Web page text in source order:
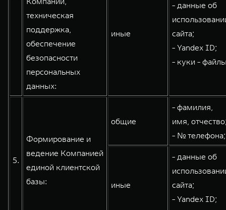
техническая
поддержка,
обеспечение
безопасности
персональных
данных:
иные
- данные об
сайта;
- Yandex ID;
- куки -
5.
Формирование и
ведение Компанией
единой клиентской
базы:
общие
- фамилия,
имя,
- № телефона;
иные
- данные об
сайта;
- Yandex ID;